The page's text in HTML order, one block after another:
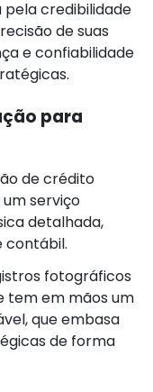
pela credibilidade
de suas
e confiabilidade
para
de crédito
serviço
detalhada,
contábil.
fotográficos
tem em mãos um
que embasa
de forma